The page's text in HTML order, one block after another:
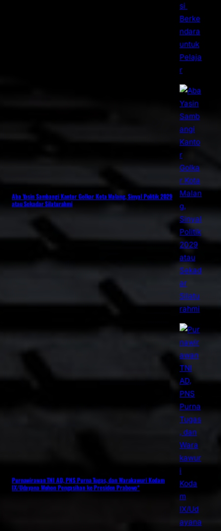
Aba Yasin Sambangi Kantor Golkar Kota Malang, Sinyal Politik 2029
atau Sekadar Silaturahmi
Purnawirawan TNI AD, PNS Purna Tugas, dan Warakawuri Kodam
IX/Udayana Mohon Pengasihan ke Presiden Prabowo*